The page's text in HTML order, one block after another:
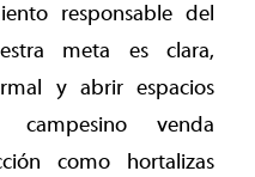
responsable del
meta es clara,
y abrir espacios
venda
como hortalizas